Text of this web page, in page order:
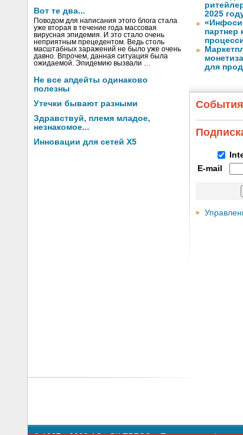
Вот те два...
Поводом для написания этого блога стала
уже вторая в течение года массовая
вирусная эпидемия. И это стало очень
неприятным прецедентом. Ведь столь
масштабных заражений не было уже очень
давно. Впрочем, данная ситуация была
ожидаемой. Эпидемию вызвали …
Не все апдейты одинаково
полезны
Утечки бывают разными
Здравствуй, племя младое,
незнакомое...
Инновации для сетей X5
2025
партнер
для
События
E-mail